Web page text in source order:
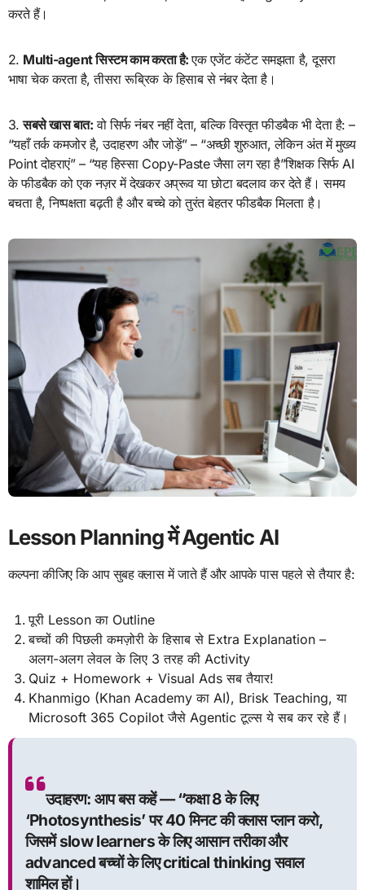
करते हैं।
2. Multi-agent सिस्टम काम करता है:एक एजेंट कंटेंट समझता है, दूसरा
भाषा चेक करता है, तीसरा रूब्रिक के हिसाब से नंबर देता है।
3.सबसे खास बात: वो सिर्फ नंबर नहीं देता, बल्कि विस्तृत फीडबैक भी देता है: –
“यहाँ तर्क कमजोर है, उदाहरण और जोड़ें” – “अच्छी शुरुआत, लेकिन अंत में मुख्य
Point दोहराएं” – “यह हिस्सा Copy-Paste जैसा लग रहा है”शिक्षक सिर्फ AI
के फीडबैक को एक नज़र में देखकर अप्रूव या छोटा बदलाव कर देते हैं। समय
बचता है, निष्पक्षता बढ़ती है और बच्चे को तुरंत बेहतर फीडबैक मिलता है।
Lesson Planning में Agentic AI
कल्पना कीजिए कि आप सुबह क्लास में जाते हैं और आपके पास पहले से तैयार है:
पूरी Lesson का Outline
बच्चों की पिछली कमज़ोरी के हिसाब से Extra Explanation –
अलग-अलग लेवल के लिए 3 तरह की Activity
Quiz + Homework + Visual Ads सब तैयार!
Khanmigo (Khan Academy का AI), Brisk Teaching, या
Microsoft 365 Copilot जैसे Agentic टूल्स ये सब कर रहे हैं।
उदाहरण: आप बस कहें — “कक्षा 8 के लिए
‘Photosynthesis’ पर 40 मिनट की क्लास प्लान करो,
जिसमें slow learners के लिए आसान तरीका और
advanced बच्चों के लिए critical thinking सवाल
शामिल हों।